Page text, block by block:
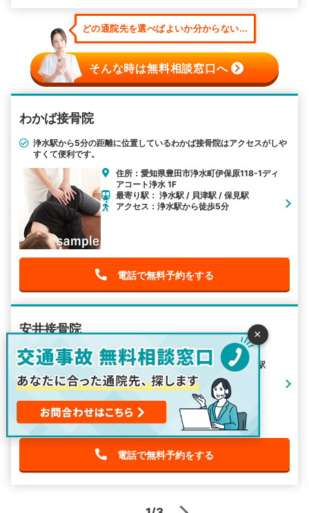
どの通院先を選べばよいか分からない...
そんな時は無料相談窓口へ
わかば接骨院
浄水駅から5分の距離に位置しているわかば接骨院はアクセスがしや
すくて便利です。
住所：愛知県豊田市浄水町伊保原118-1ディ
アコート浄水 1F
最寄り駅： 浄水駅 / 貝津駅 / 保見駅
アクセス：浄水駅から徒歩5分
電話で無料予約をする
安井接骨院
住所：愛知県豊田市渋谷町1-8-6
最寄り駅： 豊田市駅 / 越戸駅 / 平戸橋駅
アクセス：豊田市駅から車で5分
電話で無料予約をする
×